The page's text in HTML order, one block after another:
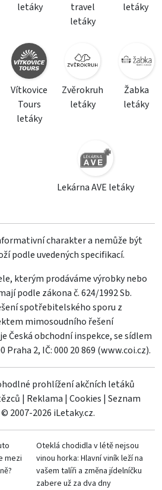
letáky
travel
letáky
letáky
Vítkovice
Tours
letáky
Zvěrokruh
letáky
Žabka
letáky
Lekárna AVE letáky
charakter a nemůže být
podle uvedených specifikací.
kterým prodáváme výrobky nebo
podle zákona č. 624/1992 Sb.
spotřebitelského sporu z
mimosoudního řešení
Česká obchodní inspekce, se sídlem
Praha 2, IČ: 000 20 869 (www.coi.cz).
prohlížení akčních letáků
| Reklama | Cookies | Seznam
© 2007-2026 iLetaky.cz.
mezi
Oteklá chodidla v létě nejsou
vinou horka: Hlavní viník leží na
vašem talíři a změna jídelníčku
zabere už za dva dny